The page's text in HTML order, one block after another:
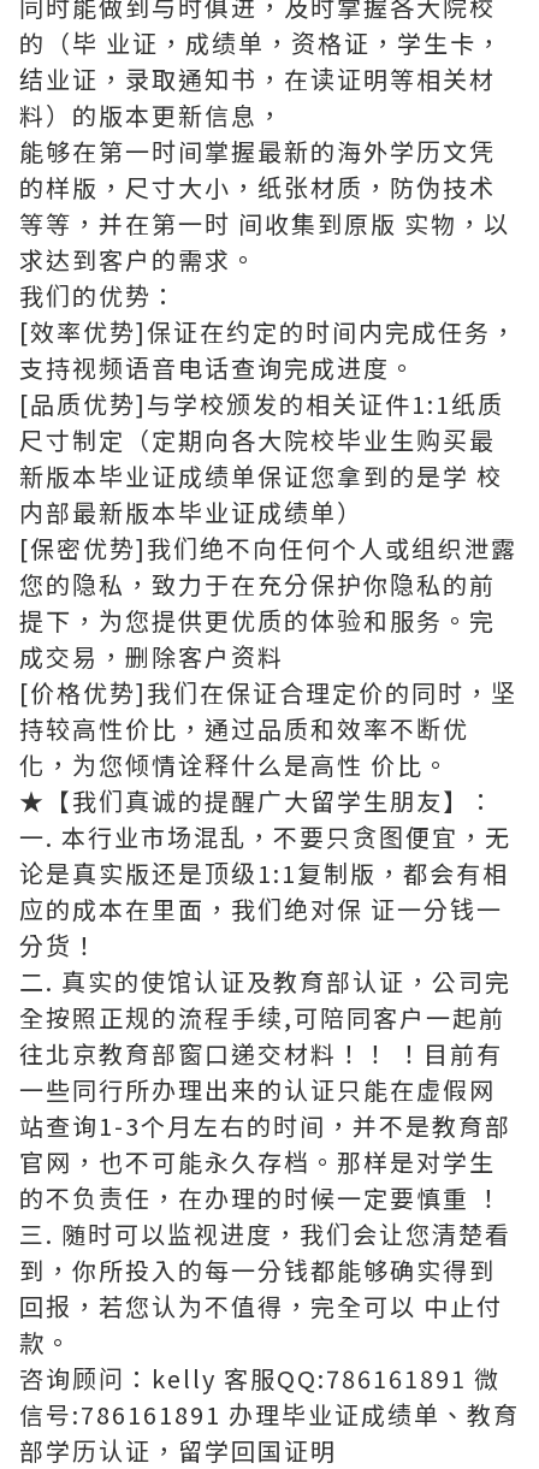
的（毕 业证，成绩单，资格证，学生卡，
结业证，录取通知书，在读证明等相关材
料）的版本更新信息，
能够在第一时间掌握最新的海外学历文凭
的样版，尺寸大小，纸张材质，防伪技术
等等，并在第一时 间收集到原版 实物，以
求达到客户的需求。
我们的优势：
[效率优势]保证在约定的时间内完成任务，
支持视频语音电话查询完成进度。
[品质优势]与学校颁发的相关证件1:1纸质
尺寸制定（定期向各大院校毕业生购买最
新版本毕业证成绩单保证您拿到的是学 校
内部最新版本毕业证成绩单）
[保密优势]我们绝不向任何个人或组织泄露
您的隐私，致力于在充分保护你隐私的前
提下，为您提供更优质的体验和服务。完
成交易，删除客户资料
[价格优势]我们在保证合理定价的同时，坚
持较高性价比，通过品质和效率不断优
化，为您倾情诠释什么是高性 价比。
★【我们真诚的提醒广大留学生朋友】：
一. 本行业市场混乱，不要只贪图便宜，无
论是真实版还是顶级1:1复制版，都会有相
应的成本在里面，我们绝对保 证一分钱一
分货！
二. 真实的使馆认证及教育部认证，公司完
全按照正规的流程手续,可陪同客户一起前
往北京教育部窗口递交材料！！ ！目前有
一些同行所办理出来的认证只能在虚假网
站查询1-3个月左右的时间，并不是教育部
官网，也不可能永久存档。那样是对学生
的不负责任，在办理的时候一定要慎重 ！
三. 随时可以监视进度，我们会让您清楚看
到，你所投入的每一分钱都能够确实得到
回报，若您认为不值得，完全可以 中止付
款。
咨询顾问：kelly 客服QQ:786161891 微
信号:786161891 办理毕业证成绩单、教育
部学历认证，留学回国证明